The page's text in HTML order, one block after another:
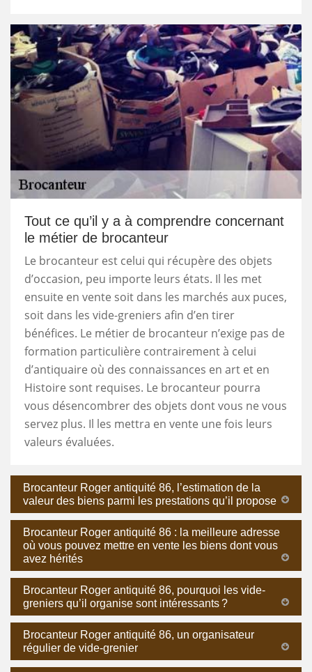
Tout ce qu’il y a à comprendre concernant
le métier de brocanteur
Le brocanteur est celui qui récupère des objets
d’occasion, peu importe leurs états. Il les met
ensuite en vente soit dans les marchés aux puces,
soit dans les vide-greniers afin d’en tirer
bénéfices. Le métier de brocanteur n’exige pas de
formation particulière contrairement à celui
d’antiquaire où des connaissances en art et en
Histoire sont requises. Le brocanteur pourra
vous désencombrer des objets dont vous ne vous
servez plus. Il les mettra en vente une fois leurs
valeurs évaluées.
Brocanteur Roger antiquité 86, l’estimation de la
valeur des biens parmi les prestations qu’il propose
Brocanteur Roger antiquité 86 : la meilleure adresse
où vous pouvez mettre en vente les biens dont vous
avez hérités
Brocanteur Roger antiquité 86, pourquoi les vide-
greniers qu’il organise sont intéressants ?
Brocanteur Roger antiquité 86, un organisateur
régulier de vide-grenier